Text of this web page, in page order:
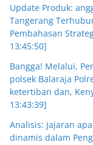
Update Produk:
Tangerang
Pembahasan
13:45:50]
Bangga! Melalui,
polsek Balaraja
ketertiban dan,
13:43:39]
Analisis: jajaran
dinamis dalam